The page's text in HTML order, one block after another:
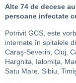
Alte 74 de decese
persoane infectate
Potrivit GCS, este
internate în spitalele
Caraş-Severin, Cluj,
Harghita, Ialomiţa,
Satu Mare, Sibiu,